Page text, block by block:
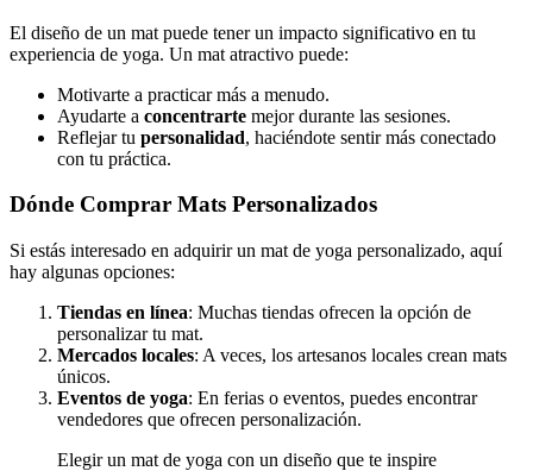
El diseño de un mat puede tener un impacto significativo en tu
experiencia de yoga. Un mat atractivo puede:
Motivarte a practicar más a menudo.
Ayudarte a concentrarte mejor durante las sesiones.
Reflejar tu personalidad, haciéndote sentir más conectado
con tu práctica.
Dónde Comprar Mats Personalizados
Si estás interesado en adquirir un mat de yoga personalizado, aquí
hay algunas opciones:
Tiendas en línea: Muchas tiendas ofrecen la opción de
personalizar tu mat.
Mercados locales: A veces, los artesanos locales crean mats
únicos.
Eventos de yoga: En ferias o eventos, puedes encontrar
vendedores que ofrecen personalización.
Elegir un mat de yoga con un diseño que te inspire